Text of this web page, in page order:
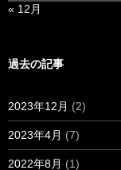
« 12月
過去の記事
2023年12月 (2)
2023年4月 (7)
2022年8月 (1)